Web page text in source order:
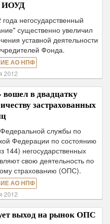
ИОУД
негосударственный
существенно увеличил
уставной деятельности
Фонда.
АО НПФ
2012
в двадцатку
застрахованных
службы по
Федерации по состоянию
144) негосударственных
свою деятельность по
страхованию (ОПС).
АО НПФ
2012
выход на рынок ОПС